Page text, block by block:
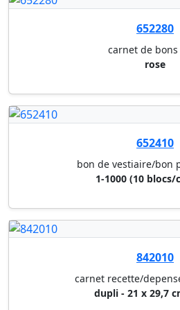
652410
1-1000 (10 blocs/
842010
carnet recette/
842050
carnet de reçus
9 x 21 cm -